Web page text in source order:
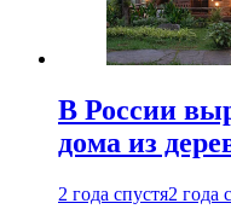
В России
дома из
2 года спустя2 года